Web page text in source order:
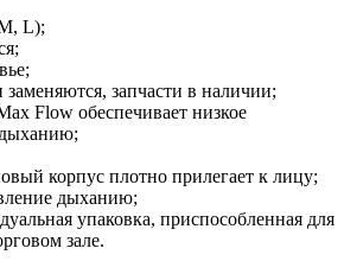
L);
заменяются, запчасти в наличии;
Flow обеспечивает низкое
корпус плотно прилегает к лицу;
дыханию;
упаковка, приспособленная для
зале.